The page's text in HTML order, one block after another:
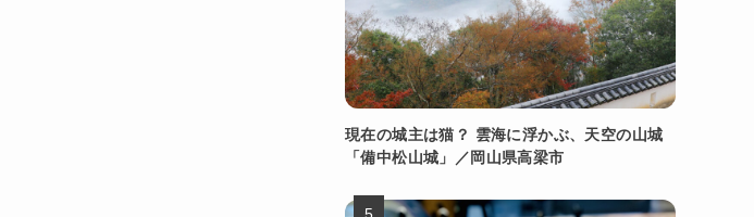
現在の城主は猫？ 雲海に浮かぶ、天空の山城
「備中松山城」／岡山県高梁市